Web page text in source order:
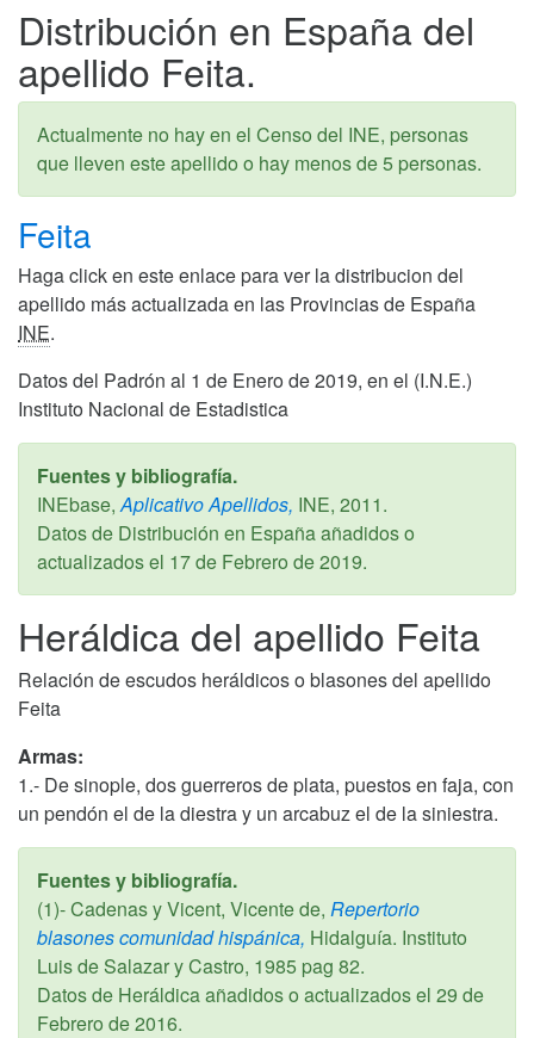
Distribución en España del
apellido Feita.
Actualmente no hay en el Censo del INE, personas
que lleven este apellido o hay menos de 5 personas.
Feita
Haga click en este enlace para ver la distribucion del
apellido más actualizada en las Provincias de España
INE.
Datos del Padrón al 1 de Enero de 2019, en el (I.N.E.)
Instituto Nacional de Estadistica
Fuentes y bibliografía.
INEbase,Aplicativo Apellidos, INE, 2011.
Datos de Distribución en España añadidos o
actualizados el 17 de Febrero de 2019.
Heráldica del apellido Feita
Relación de escudos heráldicos o blasones del apellido
Feita
Armas:
1.- De sinople, dos guerreros de plata, puestos en faja, con
un pendón el de la diestra y un arcabuz el de la siniestra.
Fuentes y bibliografía.
(1)- Cadenas y Vicent, Vicente de, Repertorio
blasones comunidad hispánica, Hidalguía. Instituto
Luis de Salazar y Castro, 1985 pag 82.
Datos de Heráldica añadidos o actualizados el 29 de
Febrero de 2016.